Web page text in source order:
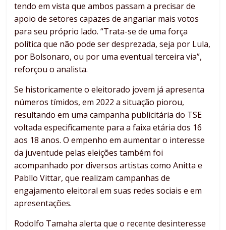
tendo em vista que ambos passam a precisar de
apoio de setores capazes de angariar mais votos
para seu próprio lado. “Trata-se de uma força
política que não pode ser desprezada, seja por Lula,
por Bolsonaro, ou por uma eventual terceira via”,
reforçou o analista.
Se historicamente o eleitorado jovem já apresenta
números tímidos, em 2022 a situação piorou,
resultando em uma campanha publicitária do TSE
voltada especificamente para a faixa etária dos 16
aos 18 anos. O empenho em aumentar o interesse
da juventude pelas eleições também foi
acompanhado por diversos artistas como Anitta e
Pabllo Vittar, que realizam campanhas de
engajamento eleitoral em suas redes sociais e em
apresentações.
Rodolfo Tamaha alerta que o recente desinteresse